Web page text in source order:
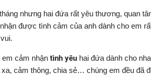
nhưng hai đứa rất yêu thương, quan
được tình cảm của anh dành cho em
em cảm nhận tình yêu hai đứa dành cho
cảm thông, chia sẻ… chúng em đều đã